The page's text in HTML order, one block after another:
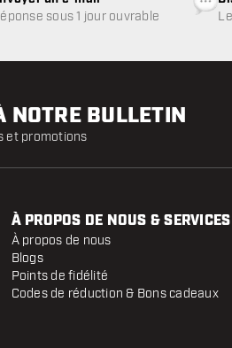
sous 1 jour ouvrable
NOTRE BULLETIN
et promotions
À PROPOS DE NOUS & SERVICES
À propos de nous
Blogs
Points de fidélité
Codes de réduction & Bons cadeaux